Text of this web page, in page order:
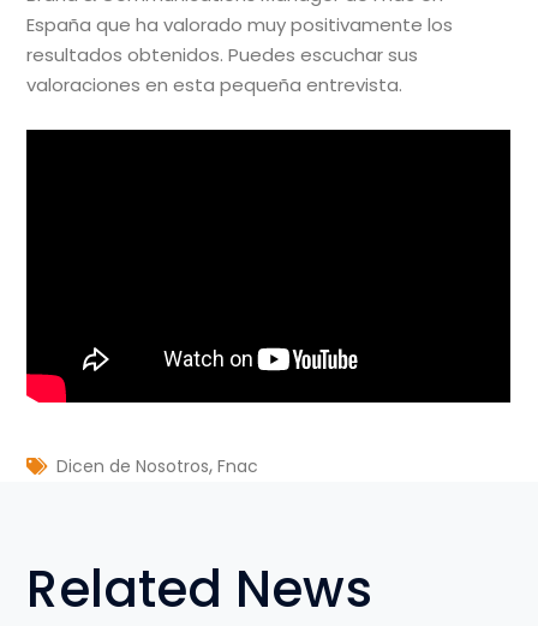
España que ha valorado muy positivamente los
resultados obtenidos. Puedes escuchar sus
valoraciones en esta pequeña entrevista.
Dicen de Nosotros,Fnac
Related News